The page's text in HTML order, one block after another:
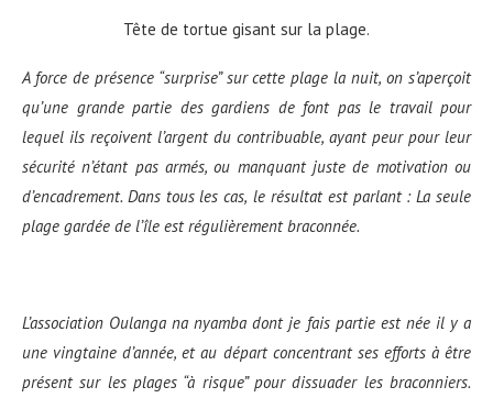
Tête de tortue gisant sur la plage.
A force de présence “surprise” sur cette plage la nuit, on s’aperçoit
qu’une grande partie des gardiens de font pas le travail pour
lequel ils reçoivent l’argent du contribuable, ayant peur pour leur
sécurité n’étant pas armés, ou manquant juste de motivationou
d’encadrement. Dans tous les cas, le résultat est parlant : La seule
plage gardée de l’île est régulièrement braconnée.
L’association Oulanga na nyamba dont je fais partie est née il y a
une vingtaine d’année, et au départ concentrant ses efforts à être
présent sur les plages “à risque” pour dissuader les braconniers.